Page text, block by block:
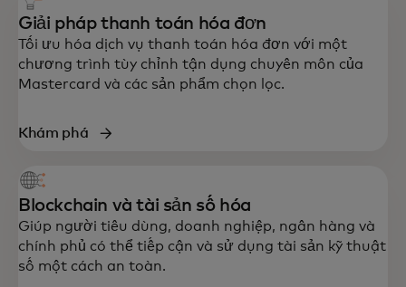
Giải pháp thanh toán hóa đơn
Tối ưu hóa dịch vụ thanh toán hóa đơn với một
chương trình tùy chỉnh tận dụng chuyên môn của
Mastercard và các sản phẩm chọn lọc.
Khám phá
Blockchain và tài sản số hóa
Giúp người tiêu dùng, doanh nghiệp, ngân hàng và
chính phủ có thể tiếp cận và sử dụng tài sản kỹ thuật
số một cách an toàn.